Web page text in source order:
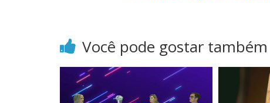
Você pode gostar também